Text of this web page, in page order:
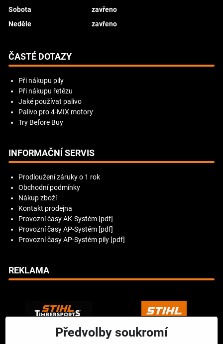
Sobota
zavřeno
Neděle
zavřeno
ČASTÉ DOTAZY
Při nákupu pily
Při nákupu řetězu
Jaké používat palivo
Palivo pro 4-MIX motory
Try Before Buy
INFORMAČNÍ SERVIS
Prodloužení záruky o 1 rok
Obchodní podmínky
Nákup zboží
Kontakt prodejna
Provozní časy AK-Systém [pdf]
Provozní časy AP-Systém [pdf]
Provozní časy AP-Systém pily [pdf]
REKLAMA
Předvolby soukromí